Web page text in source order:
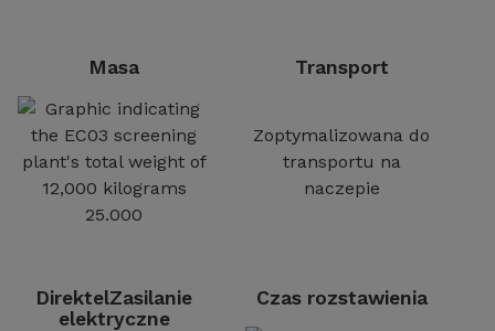
Masa
25.000
Transport
Zoptymalizowana do
transportu na
naczepie
DirektelZasilanie
elektryczne
Czas rozstawienia